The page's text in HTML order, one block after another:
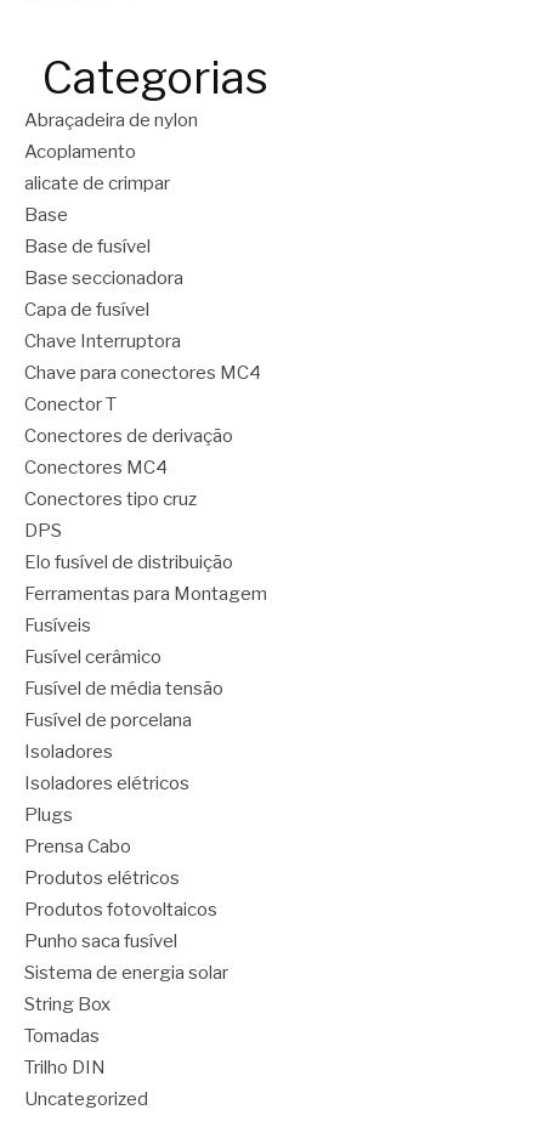
Categorias
Abraçadeira de nylon
Acoplamento
alicate de crimpar
Base
Base de fusível
Base seccionadora
Capa de fusível
Chave Interruptora
Chave para conectores MC4
Conector T
Conectores de derivação
Conectores MC4
Conectores tipo cruz
DPS
Elo fusível de distribuição
Ferramentas para Montagem
Fusíveis
Fusível cerâmico
Fusível de média tensão
Fusível de porcelana
Isoladores
Isoladores elétricos
Plugs
Prensa Cabo
Produtos elétricos
Produtos fotovoltaicos
Punho saca fusível
Sistema de energia solar
String Box
Tomadas
Trilho DIN
Uncategorized